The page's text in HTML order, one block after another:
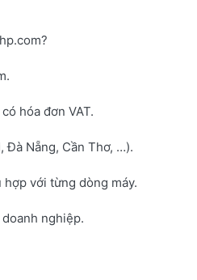
hóa đơn VAT.
Đà Nẵng, Cần Thơ, …).
với từng dòng máy.
nghiệp.